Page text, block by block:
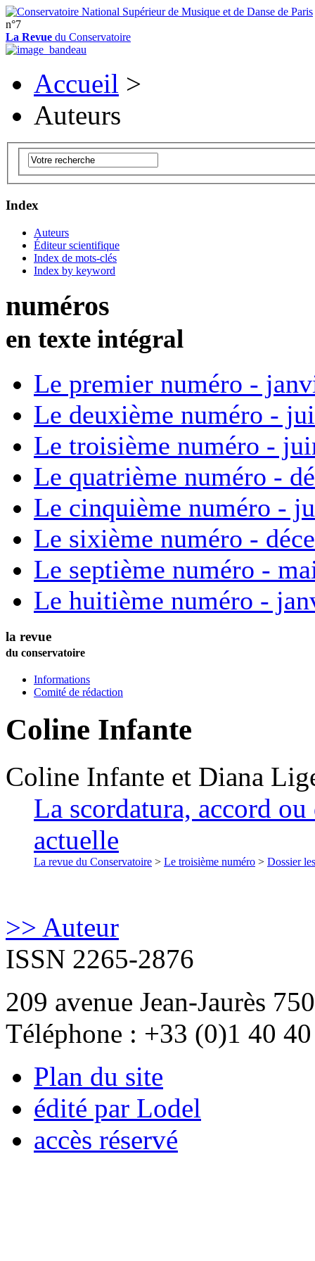
n°7
La Revue du Conservatoire
Accueil >
Auteurs
Index
Auteurs
Éditeur scientifique
Index de mots-clés
Index by keyword
numéros
en texte intégral
Le premier numéro -
Le deuxième numéro -
Le troisième numéro -
Le quatrième numéro -
Le cinquième numéro -
Le sixième numéro -
Le septième numéro -
Le huitième numéro -
la revue
du conservatoire
Informations
Comité de rédaction
Coline Infante
Coline Infante et Diana
La scordatura, accord
actuelle
La revue du Conservatoire > Le troisième numéro > Dossier
>> Auteur
ISSN 2265-2876
209 avenue Jean-Jaurès
Téléphone : +33 (0)1 40
Plan du site
édité par Lodel
accès réservé